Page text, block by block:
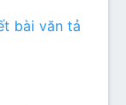
bài văn tả